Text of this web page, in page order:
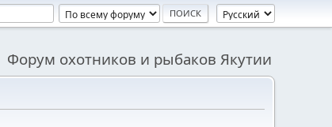
Форум охотников и рыбаков Якутии